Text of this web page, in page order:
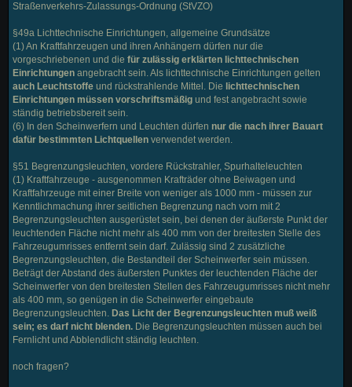
Straßenverkehrs-Zulassungs-Ordnung (StVZO)
§49a Lichttechnische Einrichtungen, allgemeine Grundsätze
(1) An Kraftfahrzeugen und ihren Anhängern dürfen nur die
vorgeschriebenen und die für zulässig erklärten lichttechnischen
Einrichtungen angebracht sein. Als lichttechnische Einrichtungen gelten
auch Leuchtstoffe und rückstrahlende Mittel. Die lichttechnischen
Einrichtungen müssen vorschriftsmäßig und fest angebracht sowie
ständig betriebsbereit sein.
(6) In den Scheinwerfern und Leuchten dürfen nur die nach ihrer Bauart
dafür bestimmten Lichtquellen verwendet werden.
§51 Begrenzungsleuchten, vordere Rückstrahler, Spurhalteleuchten
(1) Kraftfahrzeuge - ausgenommen Krafträder ohne Beiwagen und
Kraftfahrzeuge mit einer Breite von weniger als 1000 mm - müssen zur
Kenntlichmachung ihrer seitlichen Begrenzung nach vorn mit 2
Begrenzungsleuchten ausgerüstet sein, bei denen der äußerste Punkt der
leuchtenden Fläche nicht mehr als 400 mm von der breitesten Stelle des
Fahrzeugumrisses entfernt sein darf. Zulässig sind 2 zusätzliche
Begrenzungsleuchten, die Bestandteil der Scheinwerfer sein müssen.
Beträgt der Abstand des äußersten Punktes der leuchtenden Fläche der
Scheinwerfer von den breitesten Stellen des Fahrzeugumrisses nicht mehr
als 400 mm, so genügen in die Scheinwerfer eingebaute
Begrenzungsleuchten. Das Licht der Begrenzungsleuchten muß weiß
sein; es darf nicht blenden. Die Begrenzungsleuchten müssen auch bei
Fernlicht und Abblendlicht ständig leuchten.
noch fragen?